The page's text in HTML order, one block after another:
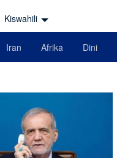
Kiswahili
Iran Afrika Dini